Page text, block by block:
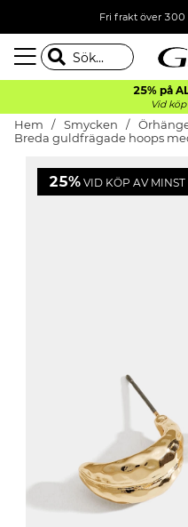
Fri frakt över 300
25% på
Vid
Hem Smycken
Breda guldfrägade hoops
25% VID KÖP AV MINST